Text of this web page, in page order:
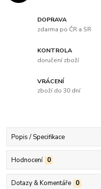
DOPRAVA
zdarma po ČR a SR
KONTROLA
doručení zboží
VRÁCENÍ
zboží do 30 dní
Popis / Specifikace
Hodnocení 0
Dotazy & Komentáře 0